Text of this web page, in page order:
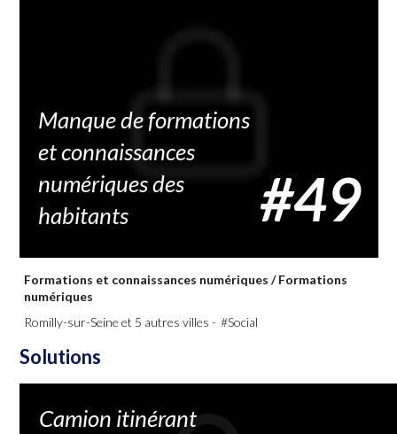
Manque de formations
et connaissances
numériques des
habitants
#49
Formations et connaissances numériques/ Formations
numériques
Romilly-sur-Seine et 5 autres villes - #Social
Solutions
Camion itinérant